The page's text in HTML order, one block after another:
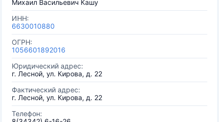
Михаил Васильевич Кашу
ИНН:
6630010880
ОГРН:
1056601892016
Юридический адрес:
г. Лесной, ул. Кирова, д. 22
Фактический адрес:
г. Лесной, ул. Кирова, д. 22
Телефон: